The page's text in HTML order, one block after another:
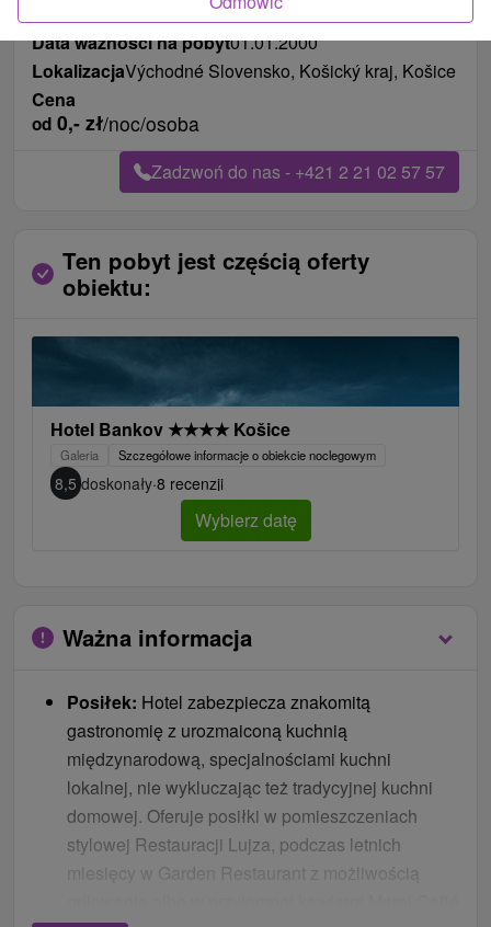
śniadanie i kolacja
Data ważności na pobyt01.01.2000
LokalizacjaVýchodné Slovensko, Košický kraj, Košice
Cena
od 0,- zł/noc/osoba
Zadzwoń do nas - +421 2 21 02 57 57
Ten pobyt jest częścią oferty
obiektu:
Hotel Bankov ★★★★ Košice
Galeria Szczegółowe informacje o obiekcie noclegowym
8,5 doskonały·8 recenzji
Wybierz datę
Ważna informacja
Posiłek: Hotel zabezpiecza znakomitą
gastronomię z urozmaiconą kuchnią
międzynarodową, specjalnościami kuchni
lokalnej, nie wykluczając też tradycyjnej kuchni
domowej. Oferuje posiłki w pomieszczeniach
stylowej Restauracji Lujza, podczas letnich
miesięcy w Garden Restaurant z możliwością